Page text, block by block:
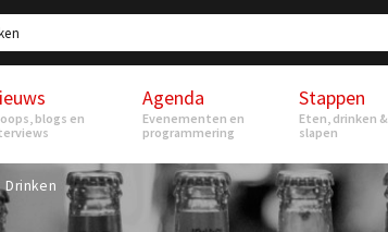
blogs en
Agenda
Evenementen en
programmering
Stappen
Eten, drinken &
slapen
Drinken